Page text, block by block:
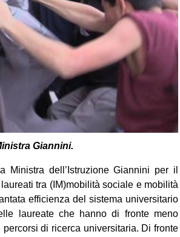
Giannini.
Ministra dell’Istruzione Giannini per il
tra (IM)mobilità sociale e mobilità
efficienza del sistema universitario
laureateche hanno di fronte meno
di ricerca universitaria. Di fronte